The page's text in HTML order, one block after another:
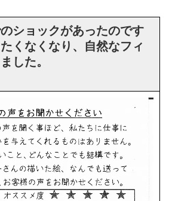
ショックがあったのです
くなくなり、自然なフィ
した。